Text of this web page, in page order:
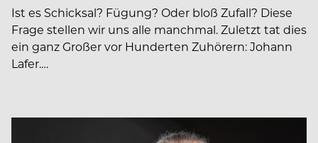
Ist es Schicksal? Fügung? Oder bloß Zufall? Diese
Frage stellen wir uns alle manchmal. Zuletzt tat dies
ein ganz Großer vor Hunderten Zuhörern: Johann
Lafer.…